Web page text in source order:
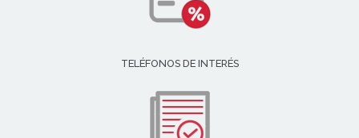
TELÉFONOS DE INTERÉS